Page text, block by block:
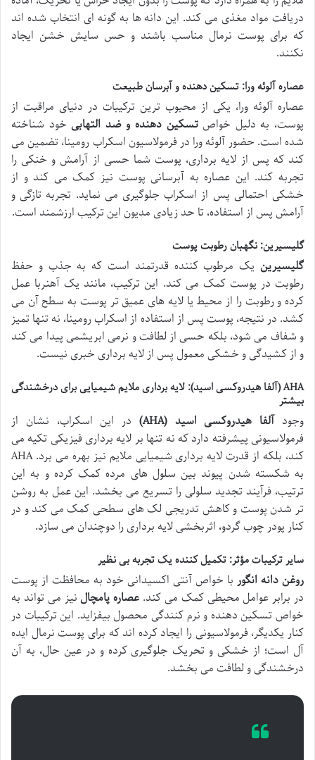
دریافت مواد مغذی می کند. این دانه ها به گونه ای انتخاب شده اند
که برای پوست نرمال مناسب باشند و حس سایش خشن ایجاد
نکنند.
عصاره آلوئه ورا: تسکین دهنده و آبرسان طبیعت
عصاره آلوئه ورا، یکی از محبوب ترین ترکیبات در دنیای مراقبت از
پوست، به دلیل خواصتسکین دهنده و ضد التهابیخود شناخته
شده است. حضور آلوئه ورا در فرمولاسیون اسکراب رومینا، تضمین می
کند که پس از لایه برداری، پوست شما حسی از آرامش و خنکی را
تجربه کند. این عصاره به آبرسانی پوست نیز کمک می کند و از
خشکی احتمالی پس از اسکراب جلوگیری می نماید. تجربه تازگی و
آرامش پس از استفاده، تا حد زیادی مدیون این ترکیب ارزشمند است.
گلیسیرین: نگهبان رطوبت پوست
گلیسیرین یک مرطوب کننده قدرتمند است که به جذب و حفظ
رطوبت در پوست کمک می کند. این ترکیب، مانند یک آهنربا عمل
کرده و رطوبت را از محیط یا لایه های عمیق تر پوست به سطح آن می
کشد. در نتیجه، پوست پس از استفاده از اسکراب رومینا، نه تنها تمیز
و شفاف می شود، بلکه حسی از لطافت و نرمی ابریشمی پیدا می کند
و از کشیدگی و خشکی معمول پس از لایه برداری خبری نیست.
AHA (آلفا هیدروکسی اسید): لایه برداری ملایم شیمیایی برای درخشندگی
بیشتر
وجودآلفا هیدروکسی اسید (AHA)
در این اسکراب، نشان از
فرمولاسیونی پیشرفته دارد که نه تنها بر لایه برداری فیزیکی تکیه می
کند، بلکه از قدرت لایه برداری شیمیایی ملایم نیز بهره می برد. AHA
به شکسته شدن پیوند بین سلول های مرده کمک کرده و به این
ترتیب، فرآیند تجدید سلولی را تسریع می بخشد. این عمل به روشن
تر شدن پوست و کاهش تدریجی لک های سطحی کمک می کند و در
کنار پودر چوب گردو، اثربخشی لایه برداری را دوچندان می سازد.
سایر ترکیبات مؤثر: تکمیل کننده یک تجربه بی نظیر
روغن دانه انگور با خواص آنتی اکسیدانی خود به محافظت از پوست
در برابر عوامل محیطی کمک می کند.عصاره پامچال نیز می تواند به
خواص تسکین دهنده و نرم کنندگی محصول بیفزاید. این ترکیبات در
کنار یکدیگر، فرمولاسیونی را ایجاد کرده اند که برای پوست نرمال ایده
آل است؛ از خشکی و تحریک جلوگیری کرده و در عین حال، به آن
درخشندگی و لطافت می بخشد.